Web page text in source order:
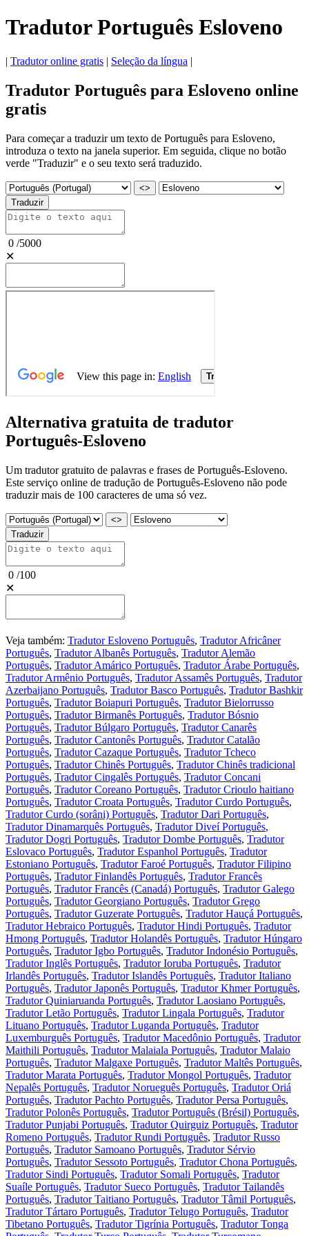
Tradutor Português Esloveno
| Tradutor online gratis | Seleção da língua |
Tradutor Português para Esloveno online
gratis
Para começar a traduzir um texto de Português para Esloveno,
introduza o texto na janela superior. Em seguida, clique no botão
verde "Traduzir" e o seu texto será traduzido.
<>
Traduzir
0 /5000
✕
Alternativa gratuita de tradutor
Português-Esloveno
Um tradutor gratuito de palavras e frases de Português-Esloveno.
Este serviço online de tradução de Português-Esloveno não pode
traduzir mais de 100 caracteres de uma só vez.
<>
Traduzir
0 /100
✕
Veja também: Tradutor Esloveno Português, Tradutor Africâner
Português, Tradutor Albanês Português, Tradutor Alemão
Português, Tradutor Amárico Português, Tradutor Árabe Português,
Tradutor Armênio Português, Tradutor Assamês Português, Tradutor
Azerbaijano Português, Tradutor Basco Português, Tradutor Bashkir
Português, Tradutor Boiapuri Português, Tradutor Bielorrusso
Português, Tradutor Birmanês Português, Tradutor Bósnio
Português, Tradutor Búlgaro Português, Tradutor Canarês
Português, Tradutor Cantonês Português, Tradutor Catalão
Português, Tradutor Cazaque Português, Tradutor Tcheco
Português, Tradutor Chinês Português, Tradutor Chinês tradicional
Português, Tradutor Cingalês Português, Tradutor Concani
Português, Tradutor Coreano Português, Tradutor Crioulo haitiano
Português, Tradutor Croata Português, Tradutor Curdo Português,
Tradutor Curdo (sorâni) Português, Tradutor Dari Português,
Tradutor Dinamarquês Português, Tradutor Diveí Português,
Tradutor Dogri Português, Tradutor Dombe Português, Tradutor
Eslovaco Português, Tradutor Espanhol Português, Tradutor
Estoniano Português, Tradutor Faroé Português, Tradutor Filipino
Português, Tradutor Finlandês Português, Tradutor Francês
Português, Tradutor Francês (Canadá) Português, Tradutor Galego
Português, Tradutor Georgiano Português, Tradutor Grego
Português, Tradutor Guzerate Português, Tradutor Hauçá Português,
Tradutor Hebraico Português, Tradutor Hindi Português, Tradutor
Hmong Português, Tradutor Holandês Português, Tradutor Húngaro
Português, Tradutor Igbo Português, Tradutor Indonésio Português,
Tradutor Inglês Português, Tradutor Ioruba Português, Tradutor
Irlandês Português, Tradutor Islandês Português, Tradutor Italiano
Português, Tradutor Japonês Português, Tradutor Khmer Português,
Tradutor Quiniaruanda Português, Tradutor Laosiano Português,
Tradutor Letão Português, Tradutor Lingala Português, Tradutor
Lituano Português, Tradutor Luganda Português, Tradutor
Luxemburguês Português, Tradutor Macedônio Português, Tradutor
Maithili Português, Tradutor Malaiala Português, Tradutor Malaio
Português, Tradutor Malgaxe Português, Tradutor Maltês Português,
Tradutor Marata Português, Tradutor Mongol Português, Tradutor
Nepalês Português, Tradutor Norueguês Português, Tradutor Oriá
Português, Tradutor Pachto Português, Tradutor Persa Português,
Tradutor Polonês Português, Tradutor Português (Brésil) Português,
Tradutor Punjabi Português, Tradutor Quirguiz Português, Tradutor
Romeno Português, Tradutor Rundi Português, Tradutor Russo
Português, Tradutor Samoano Português, Tradutor Sérvio
Português, Tradutor Sessoto Português, Tradutor Chona Português,
Tradutor Sindi Português, Tradutor Somali Português, Tradutor
Suaíle Português, Tradutor Sueco Português, Tradutor Tailandês
Português, Tradutor Taitiano Português, Tradutor Tâmil Português,
Tradutor Tártaro Português, Tradutor Telugo Português, Tradutor
Tibetano Português, Tradutor Tigrínia Português, Tradutor Tonga